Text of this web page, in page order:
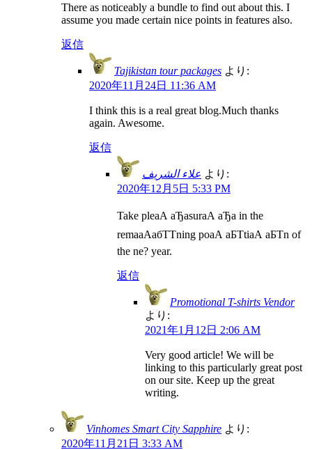
There as noticeably a bundle to find out about this. I
assume you made certain nice points in features also.
返信
Tajikistan tour packages より:
2020年11月24日 11:36 AM
I think this is a real great blog.Much thanks
again. Awesome.
返信
علاء الشريف より:
2020年12月5日 5:33 PM
Take pleаА аЂаsurаА аЂа in the
remaаАабТТning poаА аБТtiаА аБТn of
the ne? year.
返信
Promotional T-shirts Vendor
より:
2021年1月12日 2:06 AM
Very good article! We will be
linking to this particularly great post
on our site. Keep up the great
writing.
Vinhomes Smart City Sapphire より:
2020年11月21日 3:33 AM